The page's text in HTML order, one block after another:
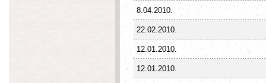
8.04.2010.
22.02.2010.
12.01.2010.
12.01.2010.